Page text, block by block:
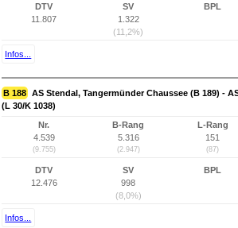
DTV
11.807
SV
1.322
(11,2%)
BPL
Infos...
B 188 AS Stendal, Tangermünder Chaussee (B 189) -
(L 30/K 1038)
Nr.
4.539
(9.755)
B-Rang
5.316
(2.947)
L-Rang
151
(87)
DTV
12.476
SV
998
(8,0%)
BPL
Infos...